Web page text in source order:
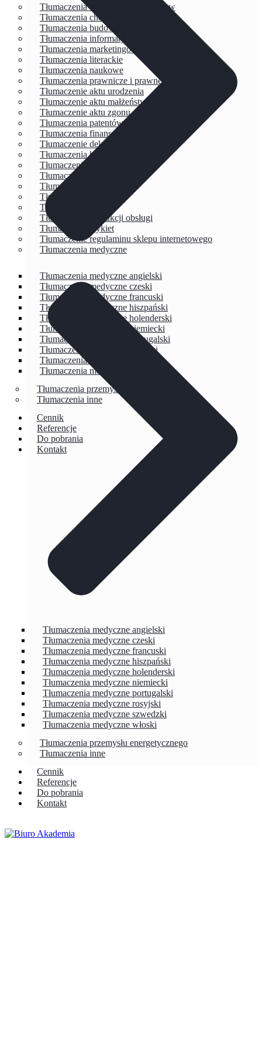
Tłumaczenia medyczne angielski
Tłumaczenia medyczne czeski
Tłumaczenia medyczne francuski
Tłumaczenia medyczne hiszpański
Tłumaczenia medyczne holenderski
Tłumaczenia medyczne niemiecki
Tłumaczenia medyczne portugalski
Tłumaczenia medyczne rosyjski
Tłumaczenia medyczne szwedzki
Tłumaczenia medyczne włoski
Tłumaczenia przemysłu energetycznego
Tłumaczenia inne
Cennik
Referencje
Do pobrania
Kontakt
Tłumaczenia dyplomów i świadectw
Tłumaczenia chemiczne
Tłumaczenia budowlane
Tłumaczenia informatyczne
Tłumaczenia marketingowe i reklamowe
Tłumaczenia literackie
Tłumaczenia naukowe
Tłumaczenia prawnicze i prawne
Tłumaczenie aktu urodzenia
Tłumaczenie aktu małżeństwa
Tłumaczenie aktu zgonu
Tłumaczenia patentów
Tłumaczenia finansowe
Tłumaczenie deklaracji PIT
Tłumaczenia biznesowe
Tłumaczenia gier i aplikacji
Tłumaczenia dla firm
Tłumaczenia cv
Tłumaczenia umów
Tłumaczenia faktur
Tłumaczenia instrukcji obsługi
Tłumaczenie etykiet
Tłumaczenie regulaminu sklepu internetowego
Tłumaczenia medyczne
Tłumaczenia medyczne angielski
Tłumaczenia medyczne czeski
Tłumaczenia medyczne francuski
Tłumaczenia medyczne hiszpański
Tłumaczenia medyczne holenderski
Tłumaczenia medyczne niemiecki
Tłumaczenia medyczne portugalski
Tłumaczenia medyczne rosyjski
Tłumaczenia medyczne szwedzki
Tłumaczenia medyczne włoski
Tłumaczenia przemysłu energetycznego
Tłumaczenia inne
Cennik
Referencje
Do pobrania
Kontakt